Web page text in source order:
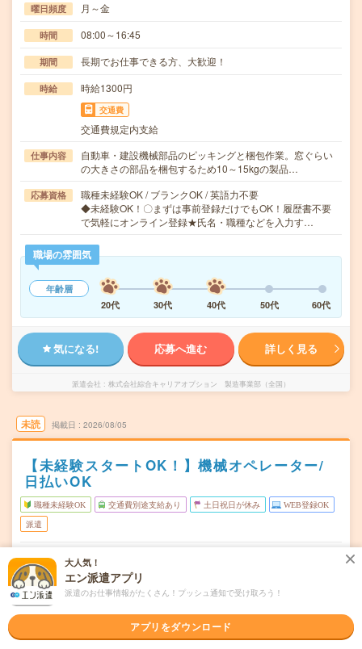
曜日頻度 月～金
時間 08:00～16:45
期間 長期でお仕事できる方、大歓迎！
時給 時給1300円
交通費
交通費規定内支給
仕事内容
自動車・建設機械部品のピッキングと梱包作業。窓ぐらい
の大きさの部品を梱包するため10～15kgの製品…
応募資格
職種未経験OK / ブランクOK / 英語力不要
◆未経験OK！〇まずは事前登録だけでもOK！履歴書不要
で気軽にオンライン登録★氏名・職種などを入力す…
職場の雰囲気
年齢層
20代
30代 40代 50代 60代
気になる! 応募へ進む 詳しく見る
派遣会社 株式会社綜合キャリアオプション 製造事業部（全国）
未読 掲載日 2026/08/05
【未経験スタートOK！】機械オペレーター/
日払いOK
職種未経験OK 交通費別途支給あり 土日祝日が休み WEB登録OK
派遣
勤務地
東武金崎駅から車9分
曜日頻度 月～金
08:00～16:45
大人気！
エン派遣アプリ
派遣のお仕事情報がたくさん！プッシュ通知で受け取ろう！
アプリをダウンロード